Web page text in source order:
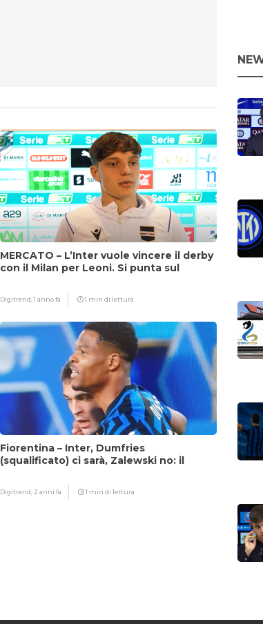
MERCATO – L’Inter vuole vincere il derby
con il Milan per Leoni. Si punta sul
Digitrend,1 anno fa 1 min di lettura
Fiorentina – Inter, Dumfries
(squalificato) ci sarà, Zalewski no: il
Digitrend,2 anni fa 1 min di lettura